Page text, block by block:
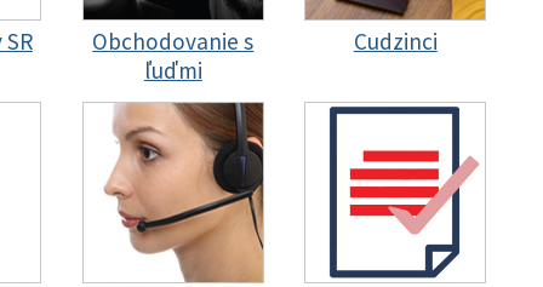
Obchodovanie s
ľuďmi
Cudzinci